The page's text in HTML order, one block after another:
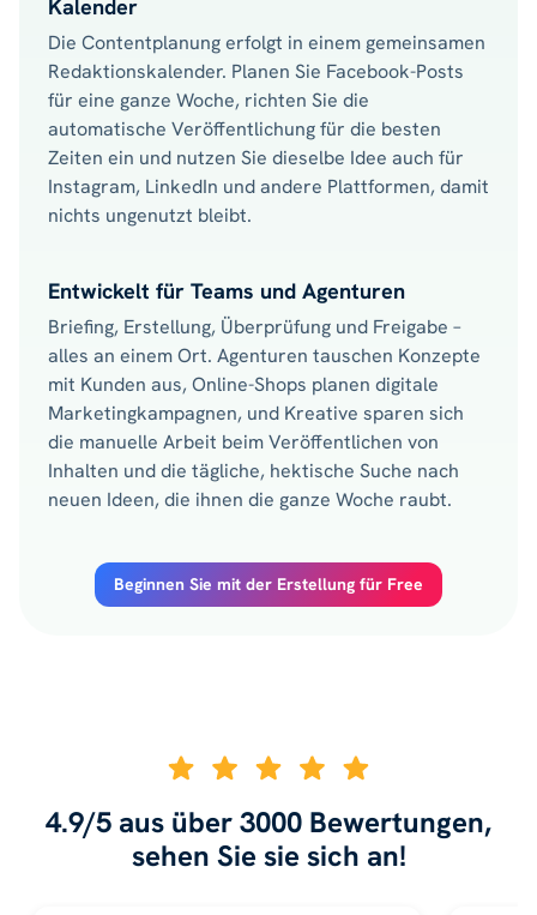
Kalender
Die Contentplanung erfolgt in einem gemeinsamen
Redaktionskalender. Planen Sie Facebook-Posts
für eine ganze Woche, richten Sie die
automatische Veröffentlichung für die besten
Zeiten ein und nutzen Sie dieselbe Idee auch für
Instagram, LinkedIn und andere Plattformen, damit
nichts ungenutzt bleibt.
Entwickelt für Teams und Agenturen
Briefing, Erstellung, Überprüfung und Freigabe –
alles an einem Ort. Agenturen tauschen Konzepte
mit Kunden aus, Online-Shops planen digitale
Marketingkampagnen, und Kreative sparen sich
die manuelle Arbeit beim Veröffentlichen von
Inhalten und die tägliche, hektische Suche nach
neuen Ideen, die ihnen die ganze Woche raubt.
Beginnen Sie mit der Erstellung für Free
4.9/5 aus über 3000 Bewertungen,
sehen Sie sie sich an!